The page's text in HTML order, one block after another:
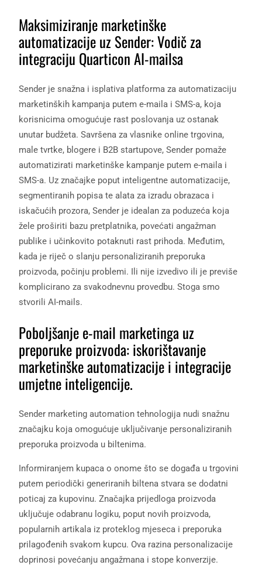
Maksimiziranje marketinške
automatizacije uz Sender: Vodič za
integraciju Quarticon AI-mailsa
Sender je snažna i isplativa platforma za automatizaciju
marketinških kampanja putem e-maila i SMS-a, koja
korisnicima omogućuje rast poslovanja uz ostanak
unutar budžeta. Savršena za vlasnike online trgovina,
male tvrtke, blogere i B2B startupove, Sender pomaže
automatizirati marketinške kampanje putem e-maila i
SMS-a. Uz značajke poput inteligentne automatizacije,
segmentiranih popisa te alata za izradu obrazaca i
iskačućih prozora, Sender je idealan za poduzeća koja
žele proširiti bazu pretplatnika, povećati angažman
publike i učinkovito potaknuti rast prihoda. Međutim,
kada je riječ o slanju personaliziranih preporuka
proizvoda, počinju problemi. Ili nije izvedivo ili je previše
komplicirano za svakodnevnu provedbu. Stoga smo
stvorili AI-mails.
Poboljšanje e-mail marketinga uz
preporuke proizvoda: iskorištavanje
marketinške automatizacije i integracije
umjetne inteligencije.
Sender marketing automation tehnologija nudi snažnu
značajku koja omogućuje uključivanje personaliziranih
preporuka proizvoda u biltenima.
Informiranjem kupaca o onome što se događa u trgovini
putem periodički generiranih biltena stvara se dodatni
poticaj za kupovinu. Značajka prijedloga proizvoda
uključuje odabranu logiku, poput novih proizvoda,
popularnih artikala iz proteklog mjeseca i preporuka
prilagođenih svakom kupcu. Ova razina personalizacije
doprinosi povećanju angažmana i stope konverzije.